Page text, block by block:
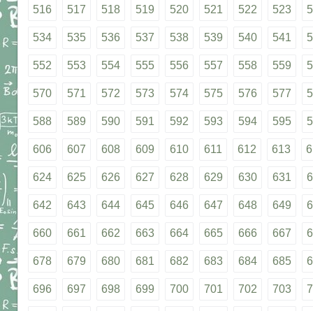
516 517 518 519 520 521 522 523
534 535 536 537 538 539 540 541
552 553 554 555 556 557 558 559
570 571 572 573 574 575 576 577
588 589 590 591 592 593 594 595
606 607 608 609 610 611 612 613
624 625 626 627 628 629 630 631
642 643 644 645 646 647 648 649
660 661 662 663 664 665 666 667
678 679 680 681 682 683 684 685
696 697 698 699 700 701 702 703